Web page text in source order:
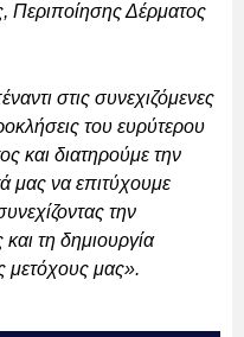
Περιποίησης Δέρματος
στις συνεχιζόμενες
του ευρύτερου
και διατηρούμε την
μας να επιτύχουμε
την
τη δημιουργία
μετόχους μας».